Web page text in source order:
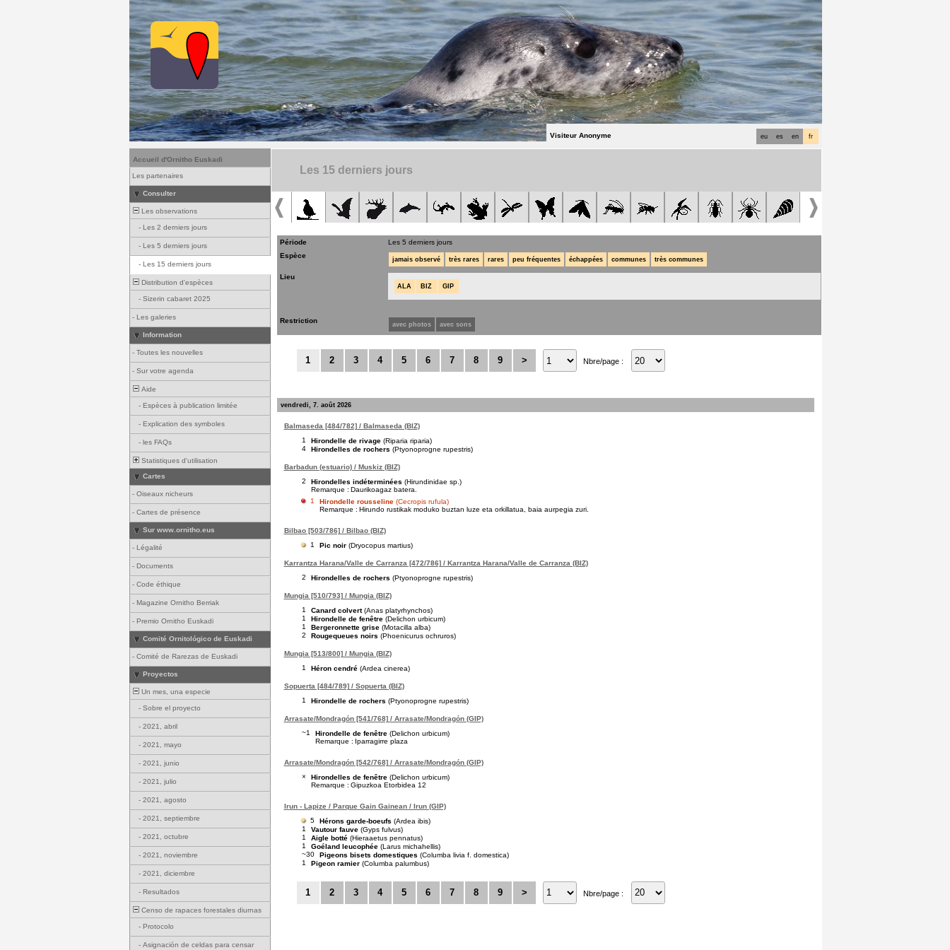
fr
en
es
eu
Visiteur Anonyme
Accueil d'Ornitho Euskadi
Les partenaires
Consulter
Les observations
- Les 2 derniers jours
- Les 5 derniers jours
- Les 15 derniers jours
Distribution d'espèces
- Sizerin cabaret 2025
- Les galeries
Information
- Toutes les nouvelles
- Sur votre agenda
Aide
- Espèces à publication limitée
- Explication des symboles
- les FAQs
Statistiques d'utilisation
Cartes
- Oiseaux nicheurs
- Cartes de présence
Sur www.ornitho.eus
- Légalité
- Documents
- Code éthique
- Magazine Ornitho Berriak
- Premio Ornitho Euskadi
Comité Ornitológico de Euskadi
- Comité de Rarezas de Euskadi
Proyectos
Un mes, una especie
- Sobre el proyecto
- 2021, abril
- 2021, mayo
- 2021, junio
- 2021, julio
- 2021, agosto
- 2021, septiembre
- 2021, octubre
- 2021, noviembre
- 2021, diciembre
- Resultados
Censo de rapaces forestales diurnas
- Protocolo
- Asignación de celdas para censar
Les 15 derniers jours
Période
Les 5 derniers jours
Espèce
jamais observé très rares rares peu fréquentes échappées communes très communes
Lieu
ALA BIZ GIP
Restriction avec photos avec sons
1 2 3 4 5 6 7 8 9 > Nbre/page :
vendredi, 7. août 2026
Balmaseda [484/782] / Balmaseda (BIZ)
1
Hirondelle de rivage (Riparia riparia)
4
Hirondelles de rochers (Ptyonoprogne rupestris)
Barbadun (estuario) / Muskiz (BIZ)
2
Hirondelles indéterminées (Hirundinidae sp.)
Remarque : Daurikoagaz batera.
1
Hirondelle rousseline (Cecropis rufula)
Remarque : Hirundo rustikak moduko buztan luze eta orkillatua, baia aurpegia zuri.
Bilbao [503/786] / Bilbao (BIZ)
1
Pic noir (Dryocopus martius)
Karrantza Harana/Valle de Carranza [472/786] / Karrantza Harana/Valle de Carranza (BIZ)
2
Hirondelles de rochers (Ptyonoprogne rupestris)
Mungia [510/793] / Mungia (BIZ)
1
Canard colvert (Anas platyrhynchos)
1
Hirondelle de fenêtre (Delichon urbicum)
1
Bergeronnette grise (Motacilla alba)
2
Rougequeues noirs (Phoenicurus ochruros)
Mungia [513/800] / Mungia (BIZ)
1
Héron cendré (Ardea cinerea)
Sopuerta [484/789] / Sopuerta (BIZ)
1
Hirondelle de rochers (Ptyonoprogne rupestris)
Arrasate/Mondragón [541/768] / Arrasate/Mondragón (GIP)
~1
Hirondelle de fenêtre (Delichon urbicum)
Remarque : Iparragirre plaza
Arrasate/Mondragón [542/768] / Arrasate/Mondragón (GIP)
×
Hirondelles de fenêtre (Delichon urbicum)
Remarque : Gipuzkoa Etorbidea 12
Irun - Lapize / Parque Gain Gainean / Irun (GIP)
5
Hérons garde-boeufs (Ardea ibis)
1
Vautour fauve (Gyps fulvus)
1
Aigle botté (Hieraaetus pennatus)
1
Goéland leucophée (Larus michahellis)
~30
Pigeons bisets domestiques (Columba livia f. domestica)
1
Pigeon ramier (Columba palumbus)
1 2 3 4 5 6 7 8 9 > Nbre/page :